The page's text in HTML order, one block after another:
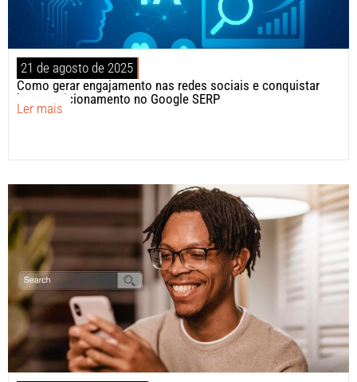
21 de agosto de 2025
Como gerar engajamento nas redes sociais e conquistar
bom posicionamento no Google SERP
Ler mais